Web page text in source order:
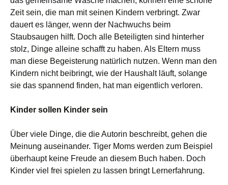
Zeit sein, die man mit seinen Kindern verbringt. Zwar
dauertes länger, wenn der Nachwuchs beim
Staubsaugen hilft. Doch alle Beteiligten sind hinterher
stolz, Dinge alleine schafftzu haben. Als Eltern muss
man diese Begeisterung natürlich nutzen. Wenn man den
Kindern nicht beibringt, wie der Haushalt läuft, solange
sie das spannend finden, hat man eigentlich verloren.
Kinder sollen Kinder sein
Über viele Dinge, die die Autorin beschreibt, gehen die
Meinung auseinander. Tiger Moms werden zum Beispiel
überhaupt keine Freude an diesem Buch haben. Doch
Kinder viel frei spielen zu lassen bringt Lernerfahrung.